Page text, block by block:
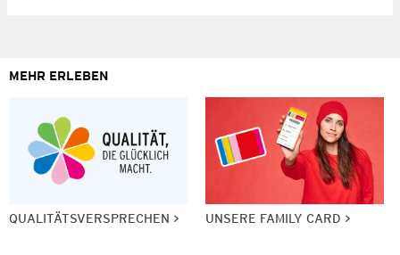
MEHR ERLEBEN
QUALITÄTSVERSPRECHEN UNSERE FAMILY CARD